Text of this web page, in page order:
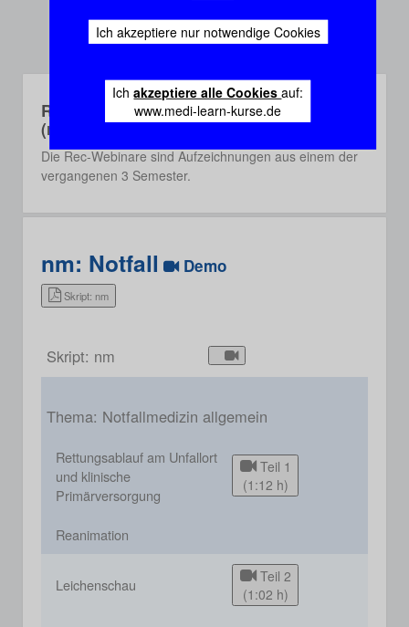
Ich akzeptiere nur notwendige Cookies
Ichakzeptiere alle Cookiesauf:
www.medi-learn-kurse.de
Rec-Webinare
(recorded)
Die Rec-Webinare sind Aufzeichnungen aus einem der
vergangenen 3 Semester.
nm: Notfall Demo
Skript: nm
Skript: nm
Thema: Notfallmedizin allgemein
Rettungsablauf am Unfallort
und klinische
Primärversorgung
Teil 1
(1:12 h)
Reanimation
Leichenschau
Teil 2
(1:02 h)